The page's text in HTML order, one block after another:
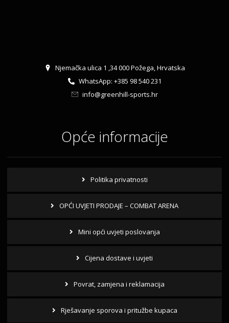
Njemačka ulica 1 ,34 000 Požega, Hrvatska
WhatsApp: +385 98 540 231
info@greenhill-sports.hr
Opće informacije
Politika privatnosti
OPĆI UVJETI PRODAJE – COMBAT ARENA
Mini opći uvjeti poslovanja
Cijena dostave i uvjeti
Povrat, zamjena i reklamacija
Rješavanje sporova i pritužbe kupaca